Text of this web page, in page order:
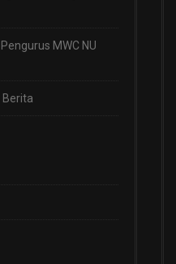
MWC NU
Berita